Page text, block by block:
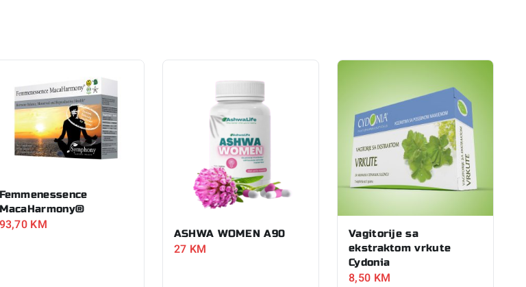
Femmenessence
MacaHarmony®
93,70 KM
ASHWA WOMEN A90
27 KM
Vagitorije sa
ekstraktom vrkute
Cydonia
8,50 KM